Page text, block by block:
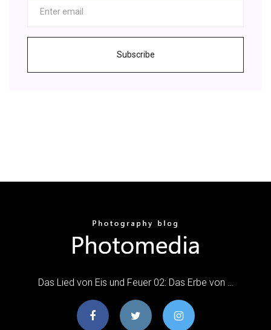
Subscribe
Das Lied von Eis und Feuer 02: Das Erbe von …